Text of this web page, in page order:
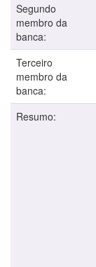
Segundo
membro da
banca:
Terceiro
membro da
banca:
Resumo: